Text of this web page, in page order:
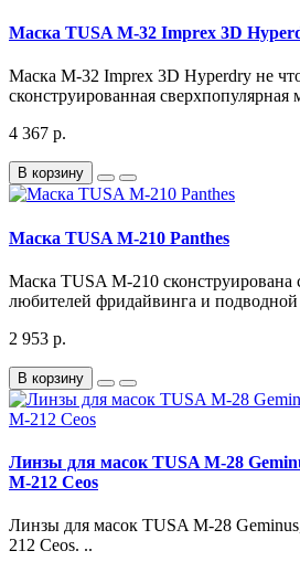
Маска TUSA M-32 Imprex 3D
Маска M-32 Imprex 3D Hyperdry не
сконструированная сверхпопулярная
4 367 р.
В корзину
Маска TUSA M-210 Panthes
Маска TUSA M-210 сконструирована
любителей фридайвинга и
2 953 р.
В корзину
Линзы для масок TUSA M-28
M-212 Ceos
Линзы для масок TUSA M-28
212 Ceos. ..